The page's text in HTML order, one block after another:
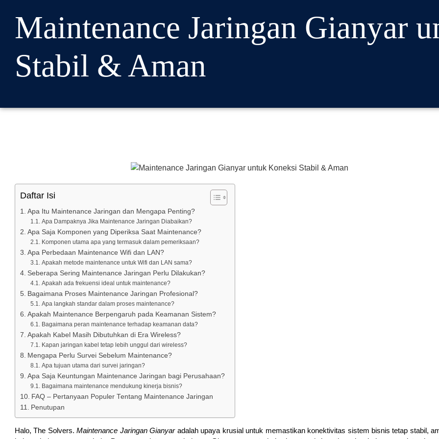
Maintenance Jaringan Gianyar
Stabil & Aman
Daftar Isi
Apa Itu Maintenance Jaringan dan Mengapa Penting?
Apa Dampaknya Jika Maintenance Jaringan Diabaikan?
Apa Saja Komponen yang Diperiksa Saat Maintenance?
Komponen utama apa yang termasuk dalam pemeriksaan?
Apa Perbedaan Maintenance Wifi dan LAN?
Apakah metode maintenance untuk Wifi dan LAN sama?
Seberapa Sering Maintenance Jaringan Perlu Dilakukan?
Apakah ada frekuensi ideal untuk maintenance?
Bagaimana Proses Maintenance Jaringan Profesional?
Apa langkah standar dalam proses maintenance?
Apakah Maintenance Berpengaruh pada Keamanan Sistem?
Bagaimana peran maintenance terhadap keamanan data?
Apakah Kabel Masih Dibutuhkan di Era Wireless?
Kapan jaringan kabel tetap lebih unggul dari wireless?
Mengapa Perlu Survei Sebelum Maintenance?
Apa tujuan utama dari survei jaringan?
Apa Saja Keuntungan Maintenance Jaringan bagi Perusahaan?
Bagaimana maintenance mendukung kinerja bisnis?
FAQ – Pertanyaan Populer Tentang Maintenance Jaringan
Penutupan
Halo, The Solvers.Maintenance Jaringan Gianyaradalah upaya krusial untuk memastikan konektivitas sistem bisnis tetap stabil,